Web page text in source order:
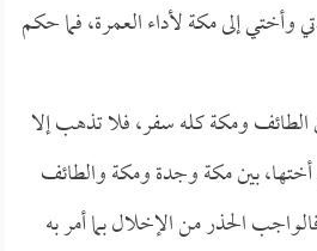
إلى مكة لأداء العمرة، فما حكم
الطائف ومكة كله سفر، فلا تذهب إلا
بين مكة وجدة ومكة والطائف
الحذر من الإخلال بما أمر به